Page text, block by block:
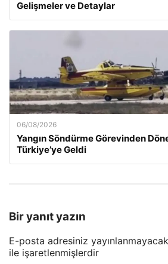
Gelişmeler ve Detaylar
06/08/2026
Yangın Söndürme Görevinden
Türkiye’ye Geldi
Bir yanıt yazın
E-posta adresiniz
ile işaretlenmişlerdir